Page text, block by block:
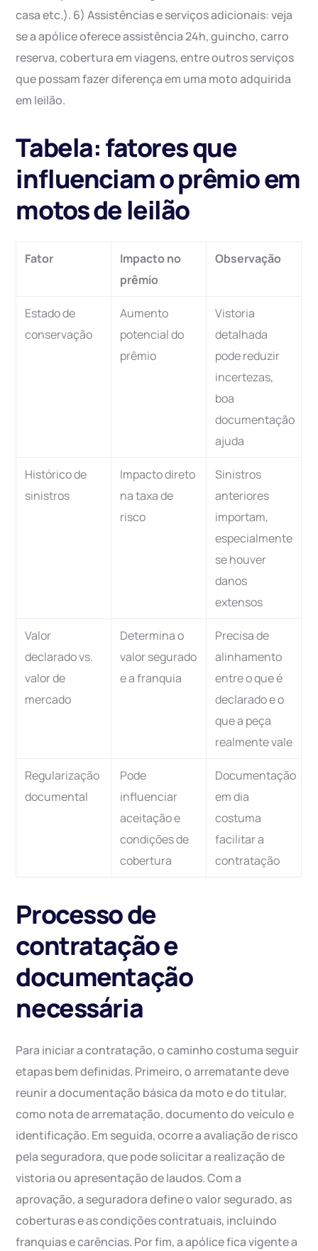
casa etc.). 6) Assistências e serviços adicionais: veja
se a apólice oferece assistência 24h, guincho, carro
reserva, cobertura em viagens, entre outros serviços
que possam fazer diferença em uma moto adquirida
em leilão.
Tabela: fatores que
influenciam o prêmio em
motos de leilão
Fator
Impacto no
prêmio
Observação
Estado de
conservação
Aumento
potencial do
prêmio
Vistoria
detalhada
pode reduzir
incertezas,
boa
documentação
ajuda
Histórico de
sinistros
Impacto direto
na taxa de
risco
Sinistros
anteriores
importam,
especialmente
se houver
danos
extensos
Valor
declarado vs.
valor de
mercado
Determina o
valor segurado
e a franquia
Precisa de
alinhamento
entre o que é
declarado e o
que a peça
realmente vale
Regularização
documental
Pode
influenciar
aceitação e
condições de
cobertura
Documentação
em dia
costuma
facilitar a
contratação
Processo de
contratação e
documentação
necessária
Para iniciar a contratação, o caminho costuma seguir
etapas bem definidas. Primeiro, o arrematante deve
reunir a documentação básica da moto e do titular,
como nota de arrematação, documento do veículo e
identificação. Em seguida, ocorre a avaliação de risco
pela seguradora, que pode solicitar a realização de
vistoria ou apresentação de laudos. Com a
aprovação, a seguradora define o valor segurado, as
coberturas e as condições contratuais, incluindo
franquias e carências. Por fim, a apólice fica vigente a